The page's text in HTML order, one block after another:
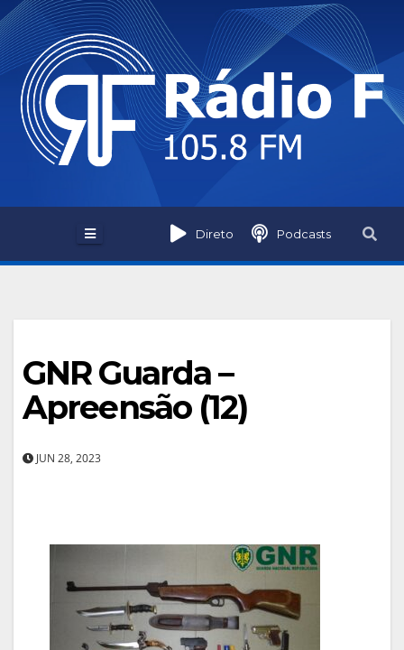
Skip
to
content
Direto Podcasts
GNR Guarda –
Apreensão (12)
JUN 28, 2023